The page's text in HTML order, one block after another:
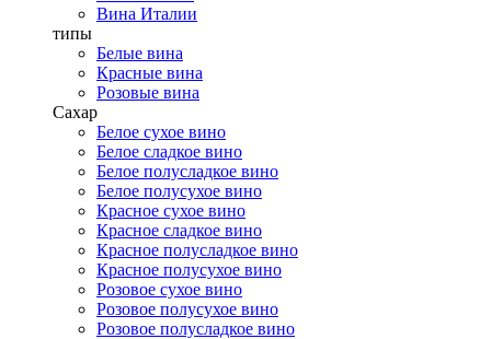
Вина Италии
типы
Белые вина
Красные вина
Розовые вина
Сахар
Белое сухое вино
Белое сладкое вино
Белое полусладкое вино
Белое полусухое вино
Красное сухое вино
Красное сладкое вино
Красное полусладкое вино
Красное полусухое вино
Розовое сухое вино
Розовое полусухое вино
Розовое полусладкое вино